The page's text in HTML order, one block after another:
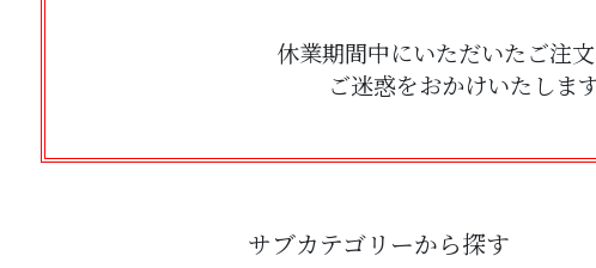
休業期間中にいただいたご注
ご迷惑をおかけいたしま
サブカテゴリーから探す